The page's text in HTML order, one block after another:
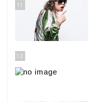
11
12